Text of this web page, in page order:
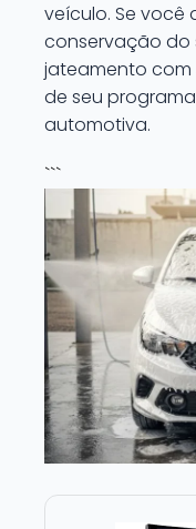
veículo. Se você
conservação do
jateamento com
de seu
automotiva.
```